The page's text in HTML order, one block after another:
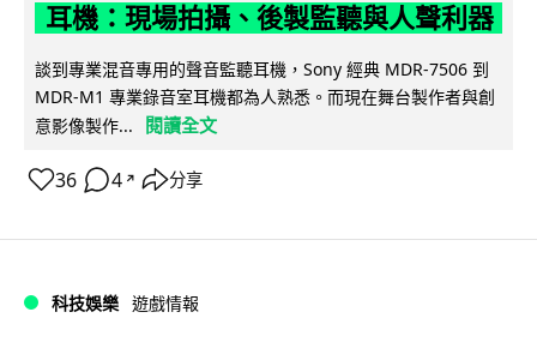
耳機：現場拍攝、後製監聽與人聲利器
談到專業混音專用的聲音監聽耳機，Sony 經典 MDR-7506 到
MDR-M1 專業錄音室耳機都為人熟悉。而現在舞台製作者與創
意影像製作...
閱讀全文
36 4 ↗ 分享
科技娛樂 遊戲情報